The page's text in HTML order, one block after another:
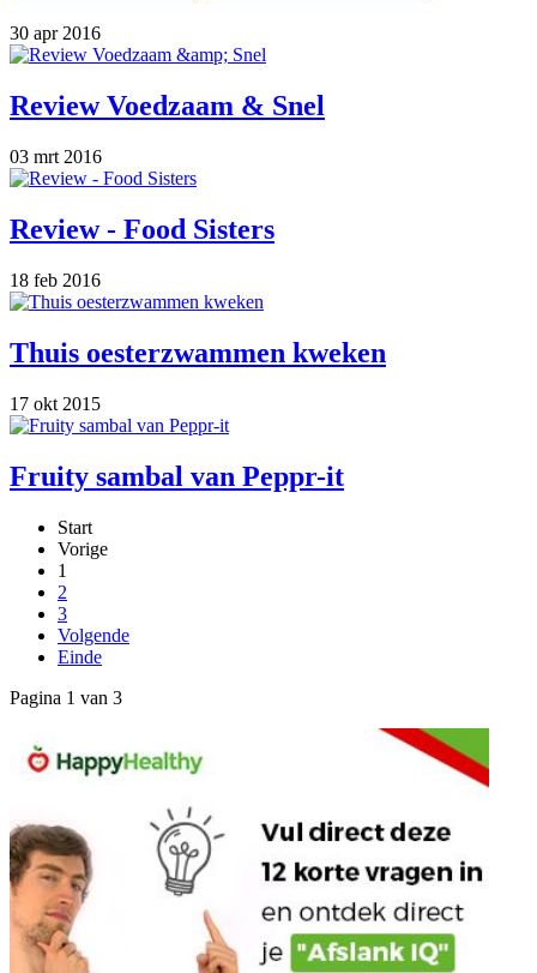
30 apr 2016
Review Voedzaam & Snel
03 mrt 2016
Review - Food Sisters
18 feb 2016
Thuis oesterzwammen kweken
17 okt 2015
Fruity sambal van Peppr-it
Start
Vorige
1
2
3
Volgende
Einde
Pagina 1 van 3